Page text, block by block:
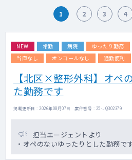
1 2 3 4
NEW 常勤 病院 ゆったり勤務
当直なし
オンコールなし 通勤便利
【北区×整形外科】オペ
た勤務です
掲載更新日 : 2026年08月07日 案件番号 : 25-JQ302379
担当エージェントより
・オペのないゆったりとした勤務で